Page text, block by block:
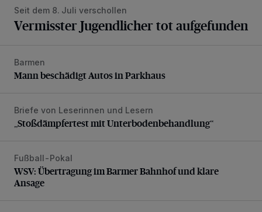
Seit dem 8. Juli verschollen
Vermisster Jugendlicher tot aufgefunden
Mann beschädigt Autos in Parkhaus
Barmen
Mann beschädigt Autos in Parkhaus
„Stoßdämpfertest mit Unterbodenbehandlung“
Briefe von Leserinnen und Lesern
„Stoßdämpfertest mit Unterbodenbehandlung“
WSV: Übertragung im Barmer Bahnhof und klare Ansage
Fußball-Pokal
WSV: Übertragung im Barmer Bahnhof und klare
Ansage